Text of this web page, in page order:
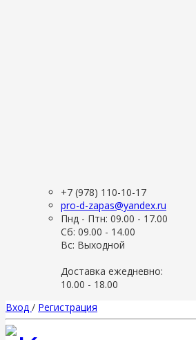
+7 (978) 110-10-17
pro-d-zapas@yandex.ru
Пнд - Птн: 09.00 - 17.00
Сб: 09.00 - 14.00
Вс: Выходной
Доставка ежедневно:
10.00 - 18.00
Вход / Регистрация